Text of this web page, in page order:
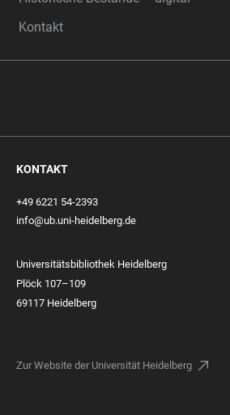
Kontakt
KONTAKT
+49 6221 54-2393
info@ub.uni-heidelberg.de
Universitätsbibliothek Heidelberg
Plöck 107–109
69117 Heidelberg
Zur Website der Universität Heidelberg